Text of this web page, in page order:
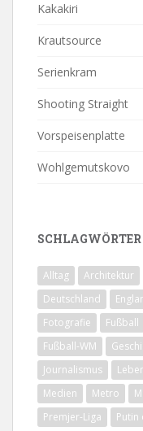
Kakakiri
Krautsource
Serienkram
Shooting Straight
Vorspeisenplatte
Wohlgemutskovo
SCHLAGWÖRTER
Alltag Architektur
Deutschland
Fotografie
Fußball
Fußball-WM
Journalismus
Medien
Metro
Premjer-Liga
Putin